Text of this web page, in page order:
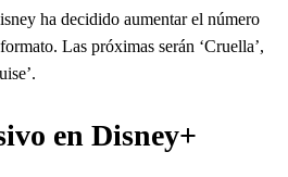
ha decidido aumentar el número
Las próximas serán ‘Cruella’,
en Disney+